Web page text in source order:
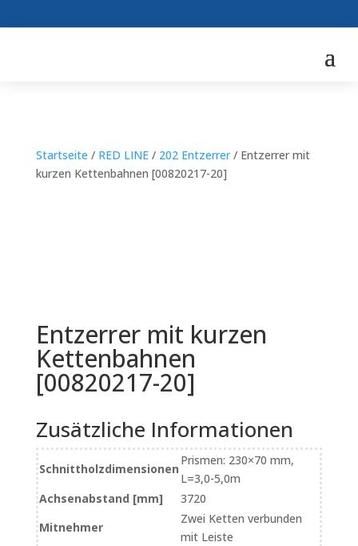
Startseite / RED LINE/ 202 Entzerrer/ Entzerrer mit
kurzen Kettenbahnen [00820217-20]
Entzerrer mit kurzen
Kettenbahnen
[00820217-20]
Zusätzliche Informationen
Schnittholzdimensionen
Prismen: 230×70 mm,
L=3,0-5,0m
Achsenabstand [mm]
3720
Mitnehmer
Zwei Ketten verbunden
mit Leiste